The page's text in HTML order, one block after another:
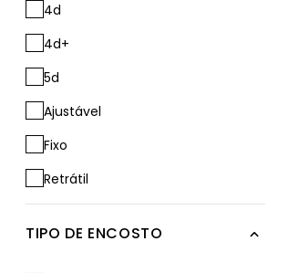
4d
4d+
5d
Ajustável
Fixo
Retrátil
TIPO DE ENCOSTO